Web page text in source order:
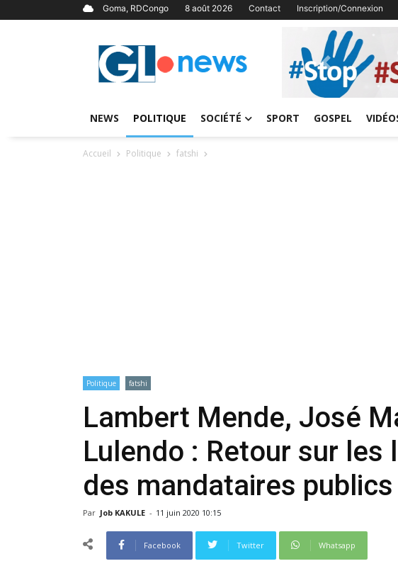
Goma, RDCongo 8 août 2026 Contact Inscription/Connexion
Previous
NEWS POLITIQUE SOCIÉTÉ SPORT GOSPEL
Accueil Politique fatshi
Politique fatshi
Lambert Mende, José
Lulendo : Retour sur les
des mandataires publics
Par Job KAKULE - 11 juin 2020 10:15
Facebook Twitter Whatsapp